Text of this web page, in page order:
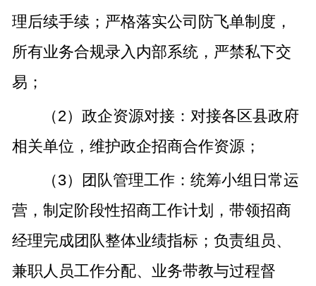
理后续手续；严格落实公司防飞单制度，
所有业务合规录入内部系统，严禁私下交
易；
（2）政企资源对接：对接各区县政府
相关单位，维护政企招商合作资源；
（3）团队管理工作：统筹小组日常运
营，制定阶段性招商工作计划，带领招商
经理完成团队整体业绩指标；负责组员、
兼职人员工作分配、业务带教与过程督